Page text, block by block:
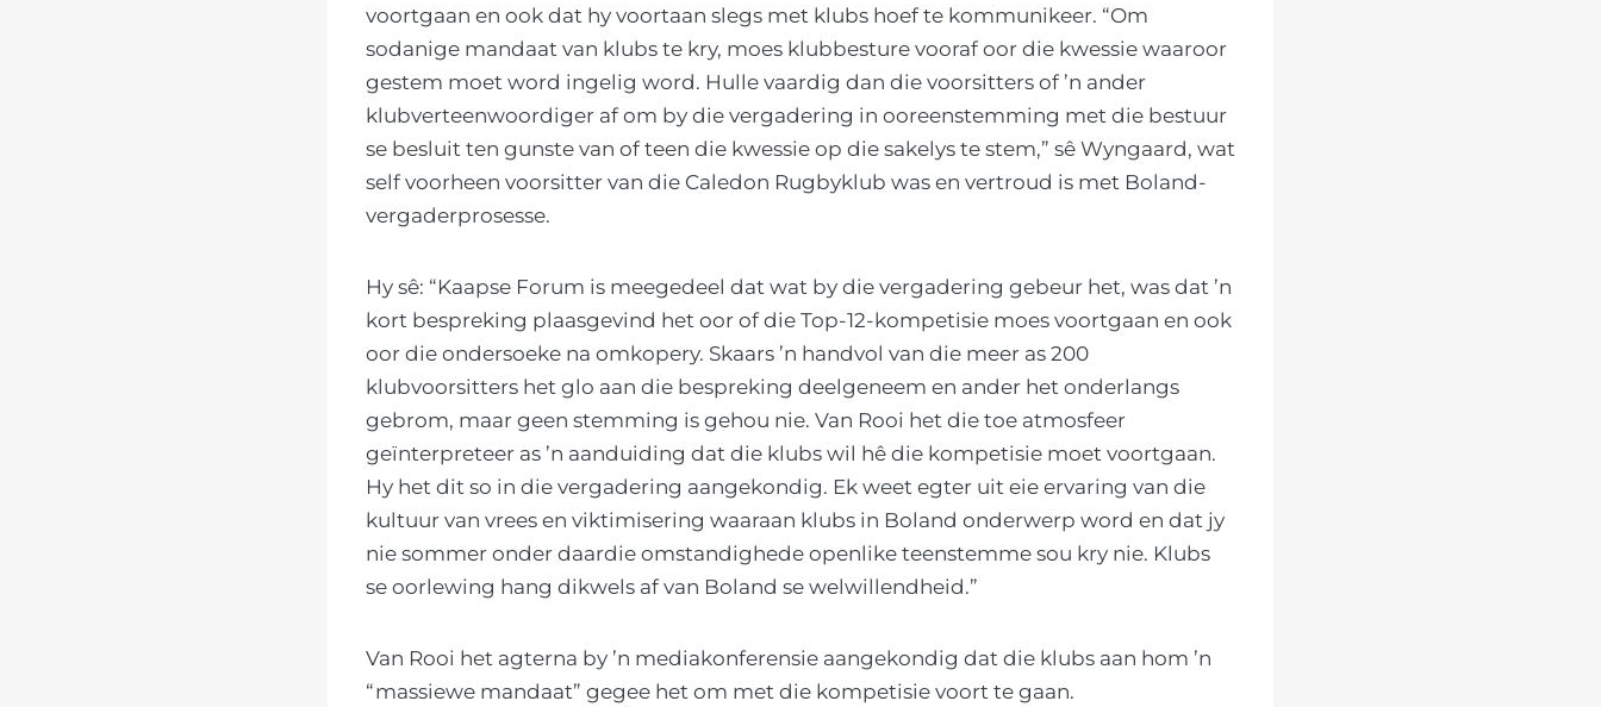
voortgaan en ook dat hy voortaan slegs met klubs hoef te kommunikeer. “Om
sodanige mandaat van klubs te kry, moes klubbesture vooraf oor die kwessie waaroor
gestem moet word ingelig word. Hulle vaardig dan die voorsitters of ’n ander
klubverteenwoordiger af om by die vergadering in ooreenstemming met die bestuur
se besluit ten gunste van of teen die kwessie op die sakelys te stem,” sê Wyngaard, wat
self voorheen voorsitter van die Caledon Rugbyklub was en vertroud is met Boland-
vergaderprosesse.
Hy sê: “Kaapse Forum is meegedeel dat wat by die vergadering gebeur het, was dat ’n
kort bespreking plaasgevind het oor of die Top-12-kompetisie moes voortgaan en ook
oor die ondersoeke na omkopery. Skaars ’n handvol van die meer as 200
klubvoorsitters het glo aan die bespreking deelgeneem en ander het onderlangs
gebrom, maar geen stemming is gehou nie. Van Rooi het die toe atmosfeer
geïnterpreteer as ’n aanduiding dat die klubs wil hê die kompetisie moet voortgaan.
Hy het dit so in die vergadering aangekondig. Ek weet egter uit eie ervaring van die
kultuur van vrees en viktimisering waaraan klubs in Boland onderwerp word en dat jy
nie sommer onder daardie omstandighede openlike teenstemme sou kry nie. Klubs
se oorlewing hang dikwels af van Boland se welwillendheid.”
Van Rooi het agterna by ’n mediakonferensie aangekondig dat die klubs aan hom ’n
“massiewe mandaat” gegee het om met die kompetisie voort te gaan.